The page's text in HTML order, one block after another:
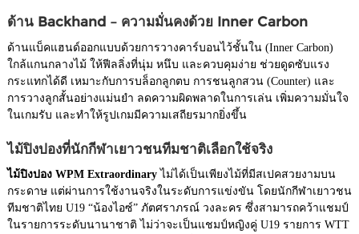
ด้าน Backhand – ความมั่นคงด้วย Inner Carbon
ด้านแบ็คแฮนด์ออกแบบด้วยการวางคาร์บอนไว้ชั้นใน (Inner Carbon)
ใกล้แกนกลางไม้ ให้ฟีลลิ่งที่นุ่ม หนึบ และควบคุมง่าย ช่วยดูดซับแรง
กระแทกได้ดี เหมาะกับการบล็อกลูกตบ การชนลูกสวน (Counter) และ
การวางลูกสั้นอย่างแม่นยำ ลดความผิดพลาดในการเล่น เพิ่มความมั่นใจ
ในเกมรับ และทำให้รูปเกมมีความเสถียรมากยิ่งขึ้น
ไม้ปิงปองที่นักกีฬาเยาวชนทีมชาติเลือกใช้จริง
ไม้ปิงปอง WPM Extraordinary ไม่ได้เป็นเพียงไม้ที่มีสเปคสวยงามบน
กระดาษ แต่ผ่านการใช้งานจริงในระดับการแข่งขัน โดยนักกีฬาเยาวชน
ทีมชาติไทย U19 “น้องไอซ์” ภัตศราภรณ์ วงละคร ซึ่งสามารถคว้าแชมป์
ในรายการระดับนานาชาติ ไม่ว่าจะเป็นแชมป์หญิงคู่ U19 รายการ WTT